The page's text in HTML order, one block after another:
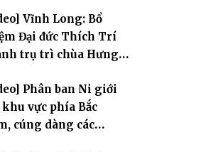
Vĩnh Long: Bổ
Đại đức Thích Trí
trụ trì chùa Hưng
Phân ban Ni giới
vực phía Bắc
cúng dàng các